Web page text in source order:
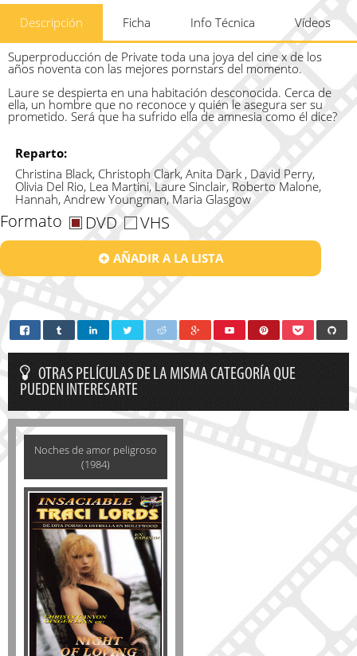
Descripción Ficha Info Técnica Vídeos
Superproducción de Private toda una joya del cine x de los
años noventa con las mejores pornstars del momento.
Laure se despierta en una habitación desconocida. Cerca de
ella, un hombre que no reconoce y quién le asegura ser su
prometido. Será que ha sufrido ella de amnesia como él dice?
Reparto:
Christina Black, Christoph Clark, Anita Dark , David Perry,
Olivia Del Rio, Lea Martini, Laure Sinclair, Roberto Malone,
Hannah, Andrew Youngman, Maria Glasgow
Formato DVD VHS
AÑADIR A LA LISTA
OTRAS PELÍCULAS DE LA MISMA CATEGORÍA QUE
PUEDEN INTERESARTE
Noches de amor peligroso
(1984)